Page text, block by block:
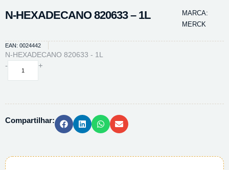
N-HEXADECANO 820633 – 1L
MARCA:
MERCK
EAN: 0024442
N-HEXADECANO 820633 - 1L
-
N-
quantidade
+
Compartilhar: